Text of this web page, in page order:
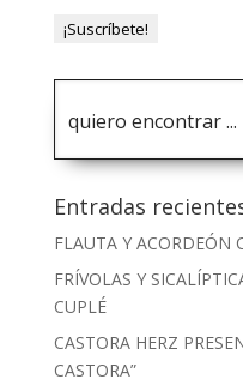
Entradas
FLAUTA Y ACORDEÓN
FRÍVOLAS Y
CUPLÉ
CASTORA HERZ
CASTORA”